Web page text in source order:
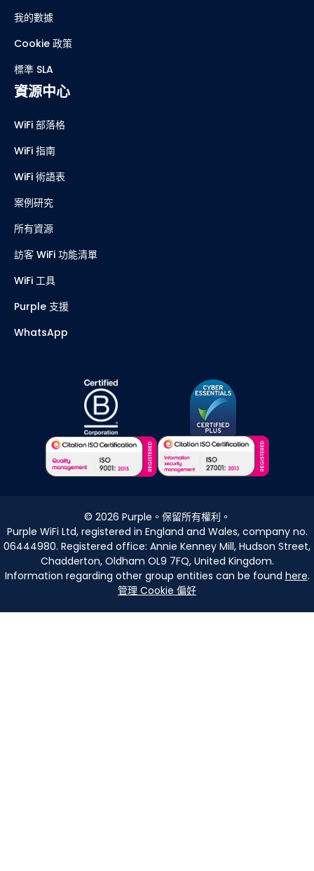
我的數據
Cookie 政策
標準 SLA
資源中心
WiFi 部落格
WiFi 指南
WiFi 術語表
案例研究
所有資源
訪客 WiFi 功能清單
WiFi 工具
Purple 支援
WhatsApp
© 2026 Purple。保留所有權利。
Purple WiFi Ltd, registered in England and Wales, company no.
06444980. Registered office: Annie Kenney Mill, Hudson Street,
Chadderton, Oldham OL9 7FQ, United Kingdom.
Information regarding other group entities can be found here.
管理 Cookie 偏好